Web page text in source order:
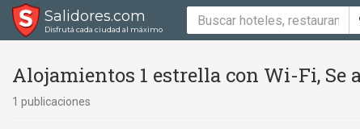
Salidores.com
Disfrutá cada ciudad al máximo
Alojamientos 1 estrella con Wi-Fi, Se
1 publicaciones